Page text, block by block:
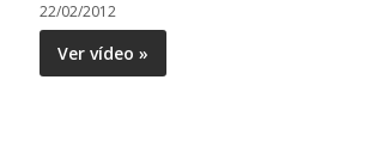
22/02/2012
Ver vídeo »